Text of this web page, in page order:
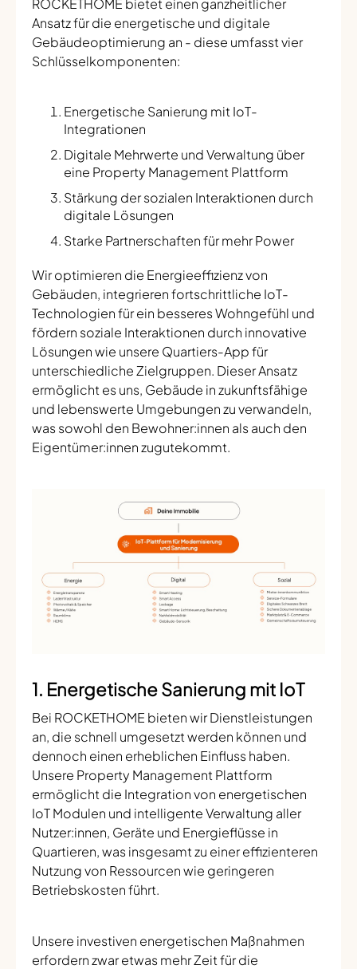
ROCKETHOME bietet einen ganzheitlicher
Ansatz für die energetische und digitale
Gebäudeoptimierung an - diese umfasst vier
Schlüsselkomponenten:
Energetische Sanierung mit IoT-
Integrationen
Digitale Mehrwerte und Verwaltung über
eine Property Management Plattform
Stärkung der sozialen Interaktionen durch
digitale Lösungen
Starke Partnerschaften für mehr Power
Wir optimieren die Energieeffizienz von
Gebäuden, integrieren fortschrittliche IoT-
Technologien für ein besseres Wohngefühl und
fördern soziale Interaktionen durch innovative
Lösungen wie unsere Quartiers-App für
unterschiedliche Zielgruppen. Dieser Ansatz
ermöglicht es uns, Gebäude in zukunftsfähige
und lebenswerte Umgebungen zu verwandeln,
was sowohl den Bewohner:innen als auch den
Eigentümer:innen zugutekommt.
1. Energetische Sanierung mit IoT
Bei ROCKETHOME bieten wir Dienstleistungen
an, die schnell umgesetzt werden können und
dennoch einen erheblichen Einfluss haben.
Unsere Property Management Plattform
ermöglicht die Integration von energetischen
IoT Modulen und intelligente Verwaltung aller
Nutzer:innen, Geräte und Energieflüsse in
Quartieren, was insgesamt zu einer effizienteren
Nutzung von Ressourcen wie geringeren
Betriebskosten führt.
Unsere investiven energetischen Maßnahmen
erfordern zwar etwas mehr Zeit für die